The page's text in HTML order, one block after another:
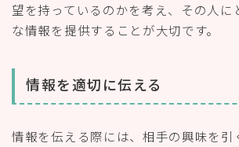
望を持っているのかを考え、その人に
な情報を提供することが大切です。
情報を適切に伝える
情報を伝える際には、相手の興味を引